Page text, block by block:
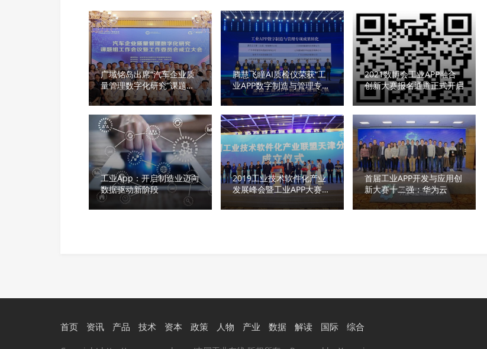
广域铭岛出席“汽车企业质
量管理数字化研究”课题组
工作会 分享工业APP助力
整车工艺质量提升
腾慧飞瞳AI质检仪荣获“工
业APP数字制造与管理专项
成果转化奖”
2021数博会工业APP融合
创新大赛报名通道正式开启
工业App：开启制造业迈向
数据驱动新阶段
2019工业技术软件化产业
发展峰会暨工业APP大赛颁
首届工业APP开发与应用创
新大赛十二强：华为云
首页 资讯 产品 技术 资本 政策 人物 产业 数据 解读 国际 综合